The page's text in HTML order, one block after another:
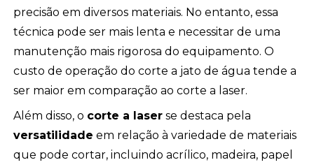
precisão em diversos materiais. No entanto, essa
técnica pode ser mais lenta e necessitar de uma
manutenção mais rigorosa do equipamento. O
custo de operação do corte a jato de água tende a
ser maior em comparação ao corte a laser.
Além disso, o corte a laser se destaca pela
versatilidade em relação à variedade de materiais
que pode cortar, incluindo acrílico, madeira, papel